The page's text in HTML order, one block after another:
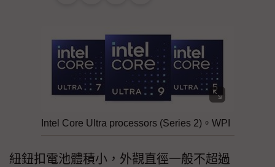
Intel Core Ultra processors (Series 2)。WPI
紐鈕扣電池體積小，外觀直徑一般不超過